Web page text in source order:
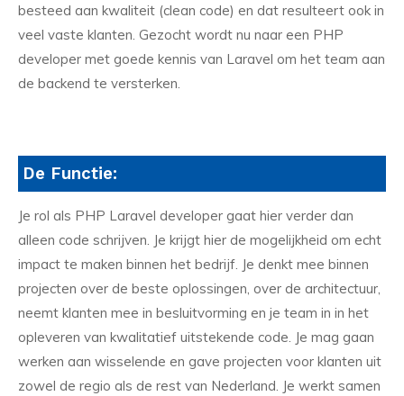
besteed aan kwaliteit (clean code) en dat resulteert ook in
veel vaste klanten. Gezocht wordt nu naar een PHP
developer met goede kennis van Laravel om het team aan
de backend te versterken.
De Functie:
Je rol als PHP Laravel developer gaat hier verder dan
alleen code schrijven. Je krijgt hier de mogelijkheid om echt
impact te maken binnen het bedrijf. Je denkt mee binnen
projecten over de beste oplossingen, over de architectuur,
neemt klanten mee in besluitvorming en je team in in het
opleveren van kwalitatief uitstekende code. Je mag gaan
werken aan wisselende en gave projecten voor klanten uit
zowel de regio als de rest van Nederland. Je werkt samen